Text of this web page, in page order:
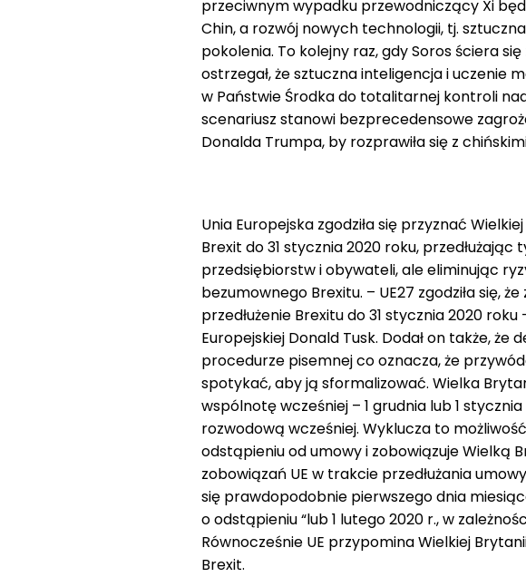
przeciwnym wypadku przewodniczący Xi
Chin, a rozwój nowych technologii, tj.
pokolenia. To kolejny raz, gdy Soros ściera
ostrzegał, że sztuczna inteligencja i uczenie
w Państwie Środka do totalitarnej kontroli
scenariusz stanowi bezprecedensowe
Donalda Trumpa, by rozprawiła się z
Unia Europejska zgodziła się przyznać
Brexit do 31 stycznia 2020 roku,
przedsiębiorstw i obywateli, ale eliminując
bezumownego Brexitu. – UE27 zgodziła się,
przedłużenie Brexitu do 31 stycznia 2020
Europejskiej Donald Tusk. Dodał on także,
procedurze pisemnej co oznacza, że
spotykać, aby ją sformalizować. Wielka
wspólnotę wcześniej – 1 grudnia lub 1
rozwodową wcześniej. Wyklucza to
odstąpieniu od umowy i zobowiązuje Wielką
zobowiązań UE w trakcie przedłużania
się prawdopodobnie pierwszego dnia
o odstąpieniu “lub 1 lutego 2020 r., w
Równocześnie UE przypomina Wielkiej
Brexit.